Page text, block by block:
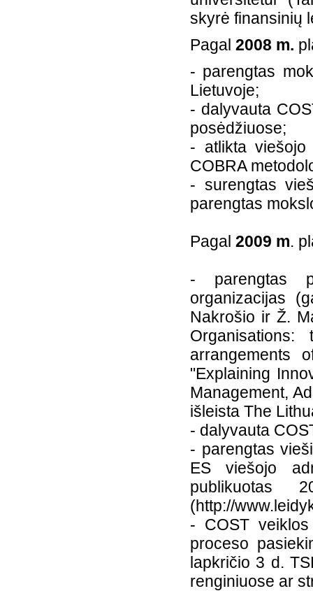
skyrė finansinių
Pagal 2008 m.
- parengtas
Lietuvoje;
- dalyvauta
posėdžiuose;
- atlikta viešojo
COBRA
- surengtas
parengtas
Pagal 2009 m.
- parengtas
organizacijas
Nakrošio ir Ž.
arrangements
"Explaining
Management,
išleista The
- dalyvauta
- parengtas
ES viešojo
publikuotas
(http://
- COST
proceso
lapkričio 3 d.
renginiuose ar